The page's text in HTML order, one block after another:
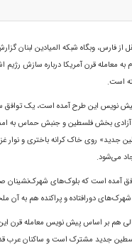
از فارس، وبگاه شبکه المیادین لبنان
معامله قرن آمریکا درباره سازش رژیم
است.
نویس این طرح آمده است، یک توافق
آزادی بخش فلسطین و جنبش حماس به
جدید» روی خاک کرانه باختری و نوار
می‌شود.
آمده است که بلوک‌های شهرک‌نشینان
دورافتاده و پراکنده هم به آن
هم بر اساس پیش نویس معامله قرن
جدید مشترک است و ساکنان عرب